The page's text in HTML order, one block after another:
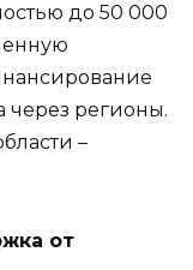
до 50 000
через регионы.
–
от